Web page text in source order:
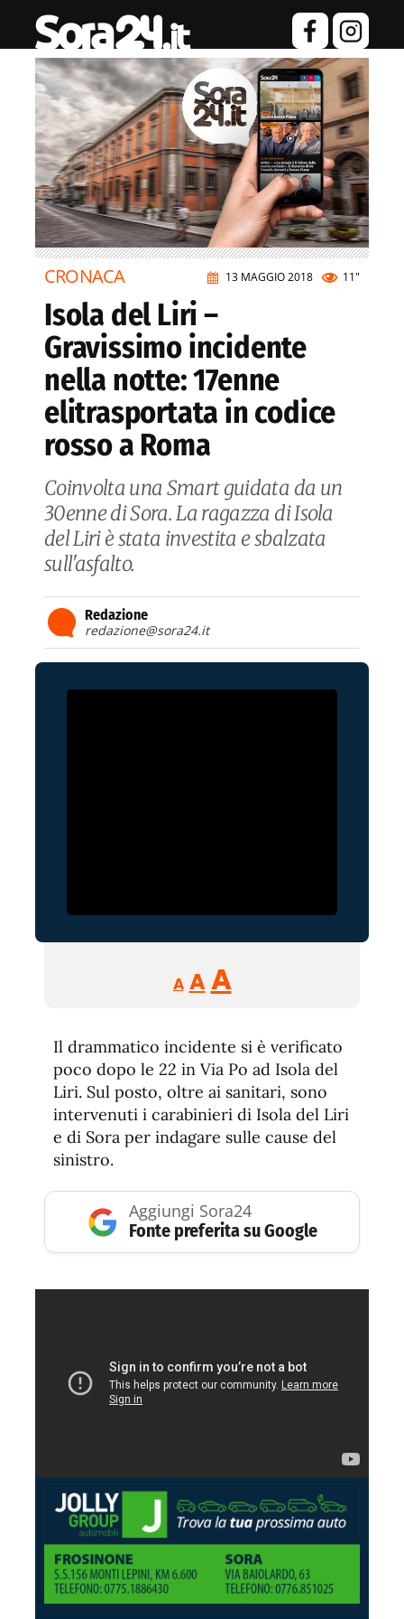
13 MAGGIO 2018 11"
CRONACA
Isola del Liri –
Gravissimo incidente
nella notte: 17enne
elitrasportata in codice
rosso a Roma
Coinvolta una Smart guidata da un
30enne di Sora. La ragazza di Isola
del Liri è stata investita e sbalzata
sull'asfalto.
Redazione
redazione@sora24.it
A
Reducir
tamaño
A Restablecer
de
fuente
AAumentar
de
fuente.
Il drammatico incidente si è verificato
poco dopo le 22 in Via Po ad Isola del
Liri. Sul posto, oltre ai sanitari, sono
intervenuti i carabinieri di Isola del Liri
e di Sora per indagare sulle cause del
sinistro.
Aggiungi Sora24
Fonte preferita su Google